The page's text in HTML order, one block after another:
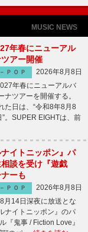
MUSIC NEWS
年春にニューアル
アー開催
ＰＯＰ
2026年8月8日
年春にニューアルバ
ツアーを開催する。
日は、“令和8年8月8
。SUPER EIGHTは、前
イトニッポン』パ
談を受け『遊戯
ーも
ＰＯＰ
2026年8月8日
14日深夜に放送とな
ナイトニッポン』のパ
鬼事 / Fiction Love』